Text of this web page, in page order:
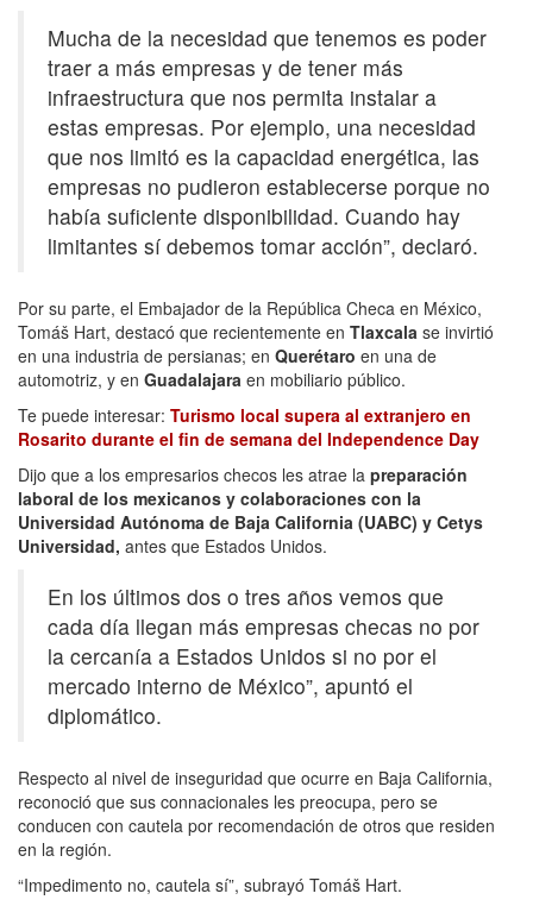
Mucha de la necesidad que tenemos es poder
traer a más empresas y de tener más
infraestructura que nos permita instalar a
estas empresas. Por ejemplo, una necesidad
que nos limitó es la capacidad energética, las
empresas no pudieron establecerse porque no
había suficiente disponibilidad. Cuando hay
limitantes sí debemos tomar acción”, declaró.
Por su parte, el Embajador de la República Checa en México,
Tomáš Hart, destacó que recientemente en Tlaxcala se invirtió
en una industria de persianas; en Querétaro en una de
automotriz, y en Guadalajara en mobiliario público.
Te puede interesar: Turismo local supera al extranjero en
Rosarito durante el fin de semana del Independence Day
Dijo que a los empresarios checos les atrae la preparación
laboral de los mexicanos y colaboraciones con la
Universidad Autónoma de Baja California (UABC) y Cetys
Universidad, antes que Estados Unidos.
En los últimos dos o tres años vemos que
cada día llegan más empresas checas no por
la cercanía a Estados Unidos si no por el
mercado interno de México”, apuntó el
diplomático.
Respecto al nivel de inseguridad que ocurre en Baja California,
reconoció que sus connacionales les preocupa, pero se
conducen con cautela por recomendación de otros que residen
en la región.
“Impedimento no, cautela sí”, subrayó Tomáš Hart.